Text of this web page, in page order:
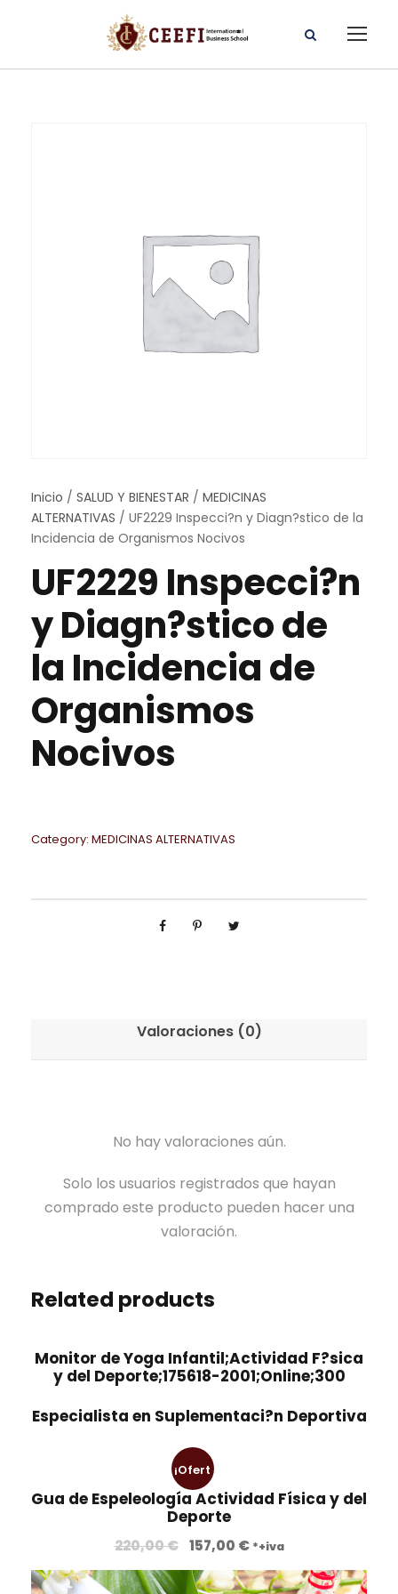
Inicio / SALUD Y BIENESTAR / MEDICINAS
ALTERNATIVAS / UF2229 Inspecci?n y Diagn?stico de la
Incidencia de Organismos Nocivos
UF2229 Inspecci?n
y Diagn?stico de
la Incidencia de
Organismos
Nocivos
Category: MEDICINAS ALTERNATIVAS
Valoraciones (0)
No hay valoraciones aún.
Solo los usuarios registrados que hayan
comprado este producto pueden hacer una
valoración.
Related products
Monitor de Yoga Infantil;Actividad F?sica
y del Deporte;175618-2001;Online;300
Especialista en Suplementaci?n Deportiva
¡Ofert
a!
Gua de Espeleología Actividad Física y del
Deporte
220,00€ E
l
p
157,00 €E
l
p
*+iva